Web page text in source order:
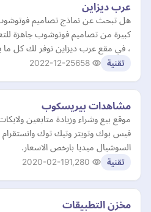
عرب ديزاين
هل تبحث عن نماذج تصاميم فوتوشوب
كبيرة من تصاميم فوتوشوب جاهزة
، في مقع عرب ديزاين نوفر لك كل ما
تقنية 2022-12-25
مشاهدات بيريسكوب
موقع بيع وشراء وزيادة متابعين
فيس بوك وتويتر وتيك توك
السوشيال ميديا بارخص الاسعار.
تقنية 2020-02-19
مخزن التطبيقات